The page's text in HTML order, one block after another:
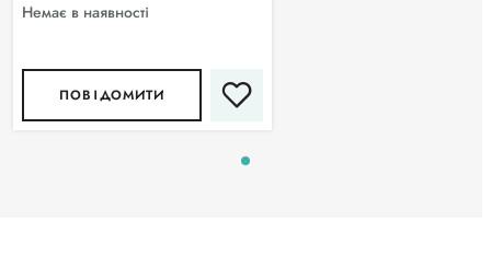
Немає в наявності
ПОВІДОМИТИ